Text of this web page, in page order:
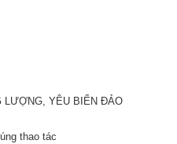
LƯỢNG, YÊU BIỂN ĐẢO
thao tác